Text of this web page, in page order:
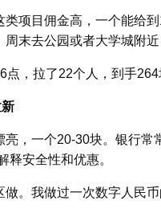
项目佣金高，一个能给
末去公园或者大学城附
点，拉了22个人，到手
，一个20-30块。银行常
释安全性和优惠。
。我做过一次数字人民